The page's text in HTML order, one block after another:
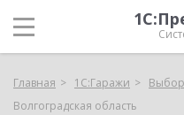
Главная 1С:Гаражи
Волгоградская область